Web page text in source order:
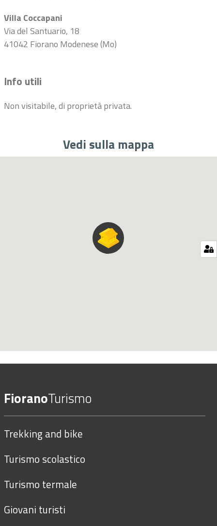
Villa Coccapani
Via del Santuario, 18
41042 Fiorano Modenese (Mo)
Info utili
Non visitabile, di proprietà privata.
Vedi sulla mappa
FioranoTurismo
Trekking and bike
Turismo scolastico
Turismo termale
Giovani turisti